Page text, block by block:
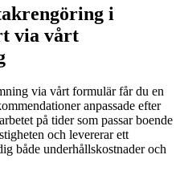
i
via vårt
via vårt formulär får du en
anpassade efter
på tider som passar boende
och levererar ett
både underhållskostnader och